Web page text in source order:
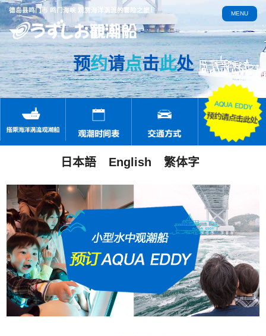
德岛县鸣门市 鸣门海峡 观赏海洋涡流的冒险之旅！
日本語 English 繁体字
MENU
预约请点击此处